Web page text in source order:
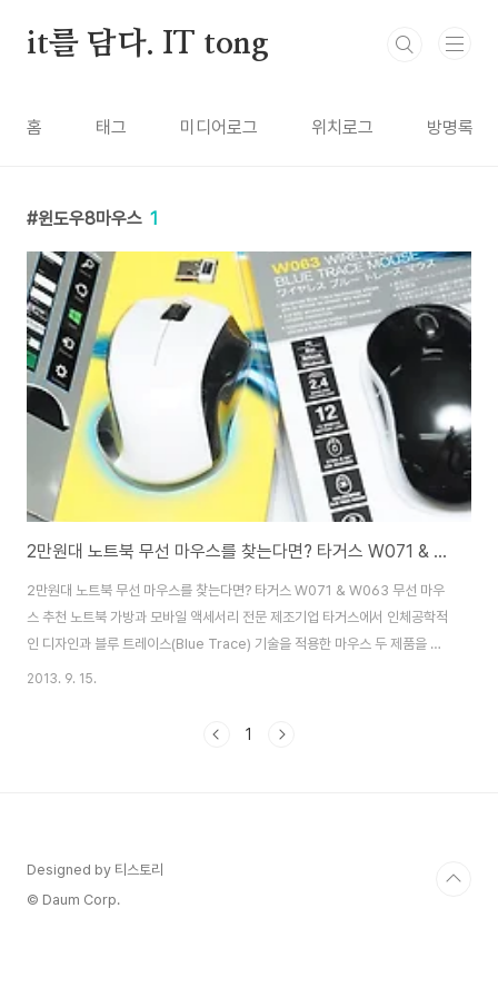
it를 담다. IT tong
홈 태그 미디어로그 위치로그 방명록
윈도우8마우스 1
2만원대 노트북 무선 마우스를 찾는다면? 타거스 W071 & W063 무선 마우스 추천
2만원대 노트북 무선 마우스를 찾는다면? 타거스 W071 & W063 무선 마우
스 추천 노트북 가방과 모바일 액세서리 전문 제조기업 타거스에서 인체공학적
인 디자인과 블루 트레이스(Blue Trace) 기술을 적용한 마우스 두 제품을 출
시했습니다. 이번에 국내에 선보인 마우스는 윈도우8 블루 트레이스 마우스와
무선 마우스 임에 불구하고 각각 2만 원대의 합리적인 가격을 자랑합니다. 와
2013. 9. 15.
1
Designed by 티스토리
© Daum Corp.